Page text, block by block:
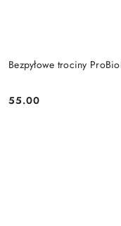
Bezpyłowe trociny
Cena:
55.00